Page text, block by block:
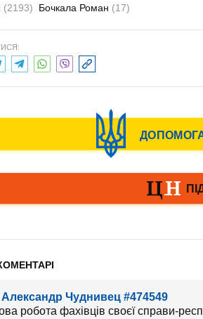
(2193) Бочкала Роман (17)
Александр Чуднивец #474549
робота фахівців своєї справи-